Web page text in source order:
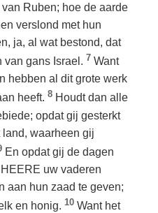
Ruben; hoe de aarde
verslond met hun
ja, al wat bestond, dat
van gans Israel. 7 Want
hebben al dit grote werk
heeft. 8 Houdt dan alle
opdat gij gesterkt
land, waarheen gij
En opdat gij de dagen
uw vaderen
aan hun zaad te geven;
en honig. 10 Want het